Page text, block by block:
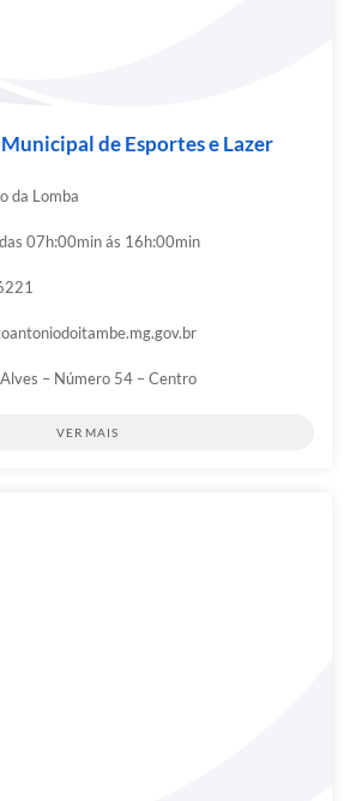
de Esportes e Lazer
da Lomba
07h:00min ás 16h:00min
– Número 54 – Centro
VER MAIS